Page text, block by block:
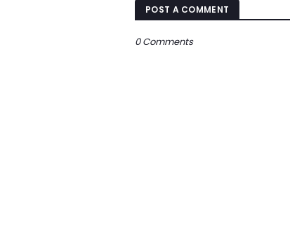
POST A COMMENT
0 Comments